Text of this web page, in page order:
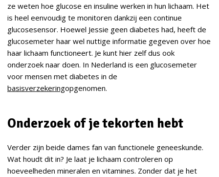
ze weten hoe glucose en insuline werken in hun lichaam. Het
is heel eenvoudig te monitoren dankzij een continue
glucosesensor. Hoewel Jessie geen diabetes had, heeft de
glucosemeter haar wel nuttige informatie gegeven over hoe
haar lichaam functioneert. Je kunt hier zelf dus ook
onderzoek naar doen. In Nederland is een glucosemeter
voor mensen met diabetes in de
basisverzekeringopgenomen.
Onderzoek of je tekorten hebt
Verder zijn beide dames fan van functionele geneeskunde.
Wat houdt dit in? Je laat je lichaam controleren op
hoeveelheden mineralen en vitamines. Zonder dat je het